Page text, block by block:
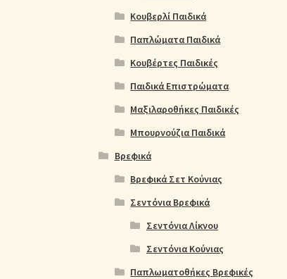
Κουβερλί Παιδικά
Παπλώματα Παιδικά
Κουβέρτες Παιδικές
Παιδικά Επιστρώματα
Μαξιλαροθήκες Παιδικές
Μπουρνούζια Παιδικά
Βρεφικά
Βρεφικά Σετ Κούνιας
Σεντόνια Βρεφικά
Σεντόνια Λίκνου
Σεντόνια Κούνιας
Παπλωματοθήκες Βρεφικές